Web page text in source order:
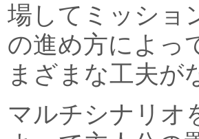
場してミッショ
の進め方によっ
まざまな工夫が
マルチシナリオ